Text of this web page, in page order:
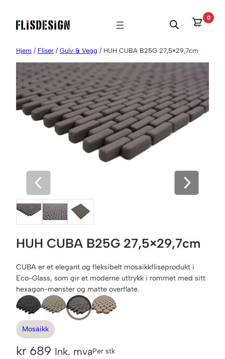
innhold
0
Hjem / Fliser / Gulv & Vegg / HUH CUBA B25G 27,5×29,7cm
HUH CUBA B25G 27,5×29,7cm
CUBA er et elegant og fleksibelt mosaikkfliseprodukt i
Eco-Glass, som gir et moderne uttrykk i rommet med sitt
hexagon-mønster og matte overflate.
Mosaikk
kr 689 Ink. mvaPer stk